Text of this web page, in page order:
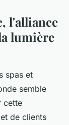
l'alliance
lumière
spas et
semble
cette
de clients